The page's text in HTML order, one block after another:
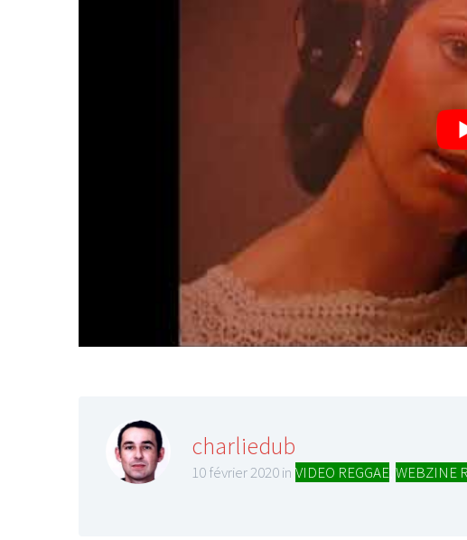
charliedub
10 février 2020 in VIDEO REGGAE WEBZINE